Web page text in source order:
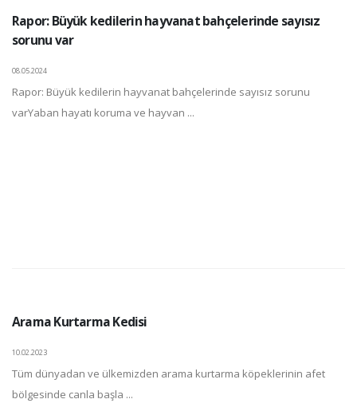
Rapor: Büyük kedilerin hayvanat bahçelerinde sayısız
sorunu var
08.05.2024
Rapor: Büyük kedilerin hayvanat bahçelerinde sayısız sorunu
varYaban hayatı koruma ve hayvan ...
Arama Kurtarma Kedisi
10.02.2023
Tüm dünyadan ve ülkemizden arama kurtarma köpeklerinin afet
bölgesinde canla başla ...